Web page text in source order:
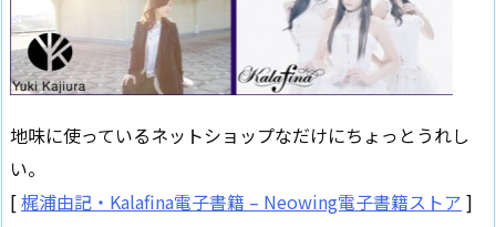
地味に使っているネットショップなだけにちょっとうれし
い。
[梶浦由記・Kalafina電子書籍 – Neowing電子書籍ストア ]